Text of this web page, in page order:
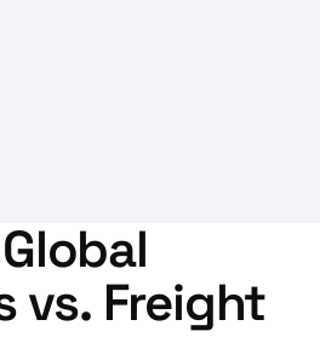
vs. Freight